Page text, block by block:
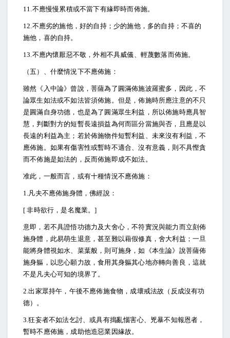
11.不應慢慢累積或不當下有緣即時而佈施。
12.不應劣的施他，好的自持；少的施他，多的自持；不喜的
施他，喜的自持。
13.不應內懷厭惡不敬，外相不具威儀、輕蔑數落而佈施。
（五）、什麼情況下不應佈施：
雖然《入中論》曾說，菩薩為了圓滿佈施波羅蜜多，因此，不
論眾生如法或不如法皆須佈施。但是，佈施時所應注意的不只
是圓滿自身功德，也是為了圓滿眾生利益，所以佈施時應具智
慧，判斷對方的短暫長遠損益為何而區分當施與否，且應是以
長遠的利益為主；若於佈施物件短暫利益、未來沒有利益，不
應佈施。如果有傷害性或暫時不適合、沒有意義，則不具慳貪
而不佈施是如法的，反而佈施即成不如法。
准此，一般而言，或有十種情況不應佈施：
1.凡夫不應佈施身體，佛經說：
[非時欲行，是名魔業。]
意即，若不具證悟功德力及大舍心，不符實況與能力而立刻佈
施身體，此易萌生退意，甚至難以藉假修真，舍大利益；一旦
能將身體視如水、菜葉般，則可施身，如《本生論》說菩薩佈
施身軀，以悲心願力故，食用其身軀其心地亦轉向善良，這就
不是凡夫心可知的境界了。
2.出家眾持午，午後不應佈施食物，成壞戒法故（反成沒有功
德）。
3.狂妄者不如法乞討、或具有搗亂惱害心、兇暴不知報恩者，
暫時不應佈施，成助他造惡業因緣故。